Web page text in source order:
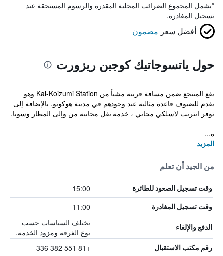
*يشمل المجموع الضرائب المحلية المقدرة والرسوم المستحقة عند
تسجيل المغادرة.
أفضل سعر مضمون
حول ياتسوجاتيك كوجين ريزورت
يقع المنتجع ضمن مسافة قريبة مشياً من Kai-Koizumi Station وهو
يقدم للضيوف قاعدة مثالية عند وجودهم في مدينة هوكوتو. بالإضافة إلى
توفر انترنت لاسلكي مجاني ، خدمة نقل مجانية من وإلى المطار وسونا.
ه...
المزيد
من الجيد أن تعلم
وقت تسجيل الصعود للطائرة 15:00
وقت تسجيل المغادرة 11:00
الدفع والإلغاء
تختلف السياسات حسب
نوع الغرفة ومزود الخدمة.
رقم مكتب الاستقبال +81 551 382 336